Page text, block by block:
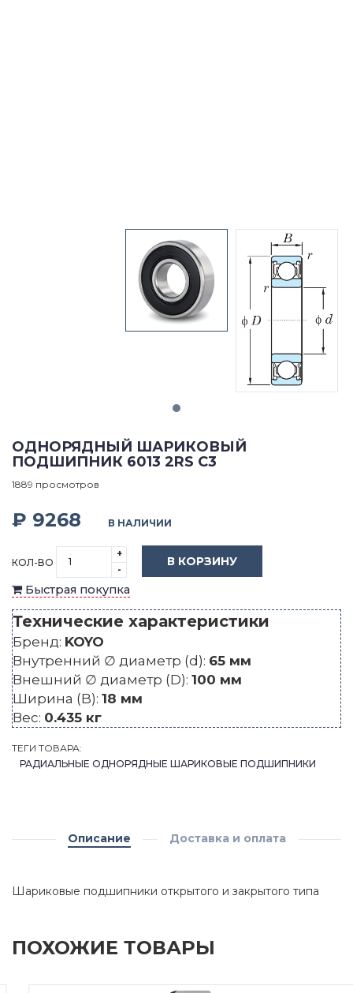
ОДНОРЯДНЫЙ ШАРИКОВЫЙ
ПОДШИПНИК 6013 2RS C3
1889 просмотров
₽ 9268 В НАЛИЧИИ
КОЛ-ВО
+
-
В КОРЗИНУ
Быстрая покупка
Технические характеристики
Бренд: KOYO
Внутренний ∅ диаметр (d): 65 мм
Внешний ∅ диаметр (D): 100 мм
Ширина (B): 18 мм
Вес: 0.435 кг
ТЕГИ ТОВАРА:
РАДИАЛЬНЫЕ ОДНОРЯДНЫЕ ШАРИКОВЫЕ ПОДШИПНИКИ
Описание Доставка и оплата
Шариковые подшипники открытого и закрытого типа
ПОХОЖИЕ ТОВАРЫ